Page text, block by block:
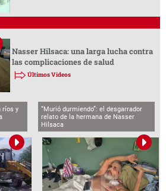
Nasser Hilsaca: una larga lucha contra
las complicaciones de salud
Últimos Videos
ríos y
“Murió durmiendo”: el desgarrador
relato de la hermana de Nasser
Hilsaca